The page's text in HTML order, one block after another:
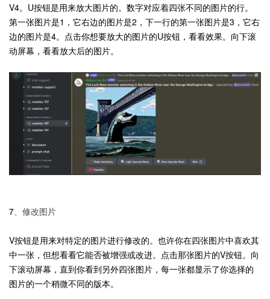
V4。U按钮是用来放大图片的。数字对应着四张不同的图片的行。
第一张图片是1，它右边的图片是2，下一行的第一张图片是3，它右
边的图片是4。点击你想要放大的图片的U按钮，看看效果。向下滚
动屏幕，看看放大后的图片。
7、修改图片
V按钮是用来对特定的图片进行修改的。也许你在四张图片中喜欢其
中一张，但想看看它能否被增强或改进。点击那张图片的V按钮。向
下滚动屏幕，直到你看到另外四张图片，每一张都显示了你选择的
图片的一个稍微不同的版本。